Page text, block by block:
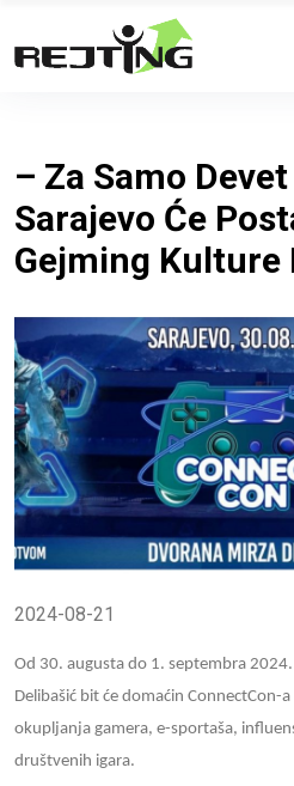
– Za Samo
Sarajevo Će
Gejming Kulture
2024-08-21
Od 30. augusta do 1. septembra
Delibašić bit će domaćin ConnectCon-
okupljanja gamera, e-sportaša,
društvenih igara.